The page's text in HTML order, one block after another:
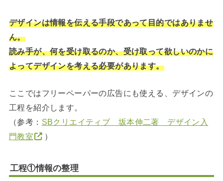
デザインは情報を伝える手段であって目的ではありませ
ん。
読み手が、何を受け取るのか、受け取って欲しいのかに
よってデザインを考える必要があります。
ここではフリーペーパーの広告にも使える、デザインの
工程を紹介します。
（参考： SBクリエイティブ 坂本伸二著 デザイン入
門教室
）
工程①情報の整理